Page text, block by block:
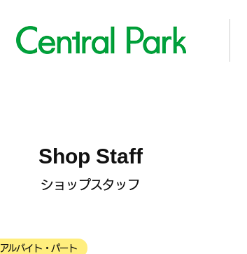
Shop Staff
ショップスタッフ
アルバイト・パート